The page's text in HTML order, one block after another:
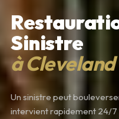
Sinistre
à Cleveland
Un sinistre peut
intervient rapidement 24/7